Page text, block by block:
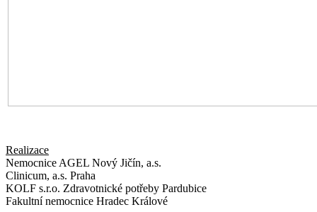
Realizace
Nemocnice AGEL Nový Jičín, a.s.
Clinicum, a.s. Praha
KOLF s.r.o. Zdravotnické potřeby Pardubice
Fakultní nemocnice Hradec Králové